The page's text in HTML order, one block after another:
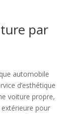
par
automobile
d’esthétique
voiture propre,
pour